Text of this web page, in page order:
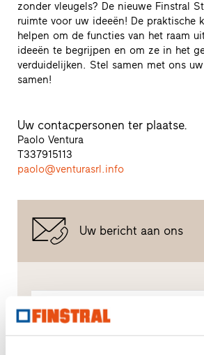
zonder vleugels? De nieuwe Finstral
ruimte voor uw ideeën! De praktische
helpen om de functies van het raam
ideeën te begrijpen en om ze in het
verduidelijken. Stel samen met ons
samen!
Uw contacpersonen ter plaatse.
Paolo Ventura
T337915113
paolo@venturasrl.info
Uw bericht aan ons
Bericht schrijven